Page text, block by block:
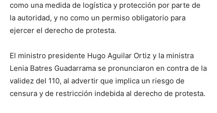
como una medida de logística y protección por parte de
la autoridad, y no como un permiso obligatorio para
ejercer el derecho de protesta.
El ministro presidente Hugo Aguilar Ortiz y la ministra
Lenia Batres Guadarrama se pronunciaron en contra de la
validez del 110, al advertir que implica un riesgo de
censura y de restricción indebida al derecho de protesta.